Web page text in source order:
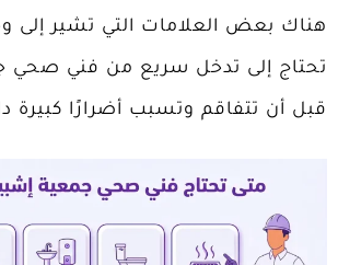
هناك بعض العلامات التي تشير إلى
تحتاج إلى تدخل سريع من فني صحي
قبل أن تتفاقم وتسبب أضرارًا كبيرة